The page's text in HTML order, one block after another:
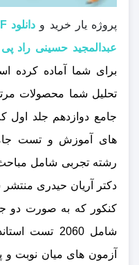
پروژه یار خرید و
عبدالمجید حسینی راد
برای شما آماده کرده
تحلیل شما محصولات
جامع دوازدهم جلد اول
های آموزش و تست جامع
رشته تجربی شامل
دکتر آریان حیدری
کنکور که به‌ صورت دو
شامل 2060